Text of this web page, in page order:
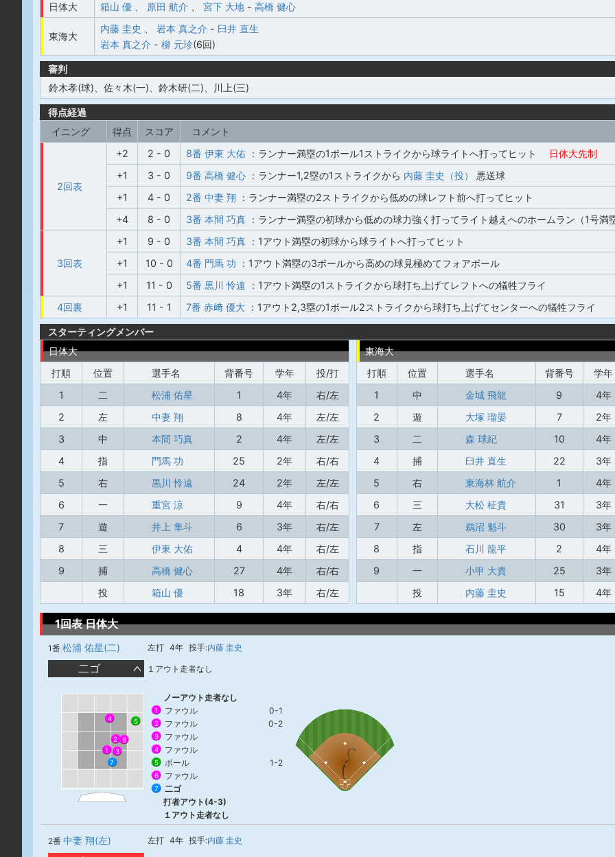
日体大
箱山 優 原田 航介 宮下 大地 - 高橋 健心
東海大
内藤 圭史 岩本 真之介 - 臼井 直生
岩本 真之介 - 柳 元珍(6回)
審判
鈴木孝(球)、佐々木(一)、鈴木研(二)、川上(三)
得点経過
イニング
得点 スコア コメント
2回表
+2 2 - 0 8番 伊東 大佑 ：ランナー満塁の1ボール1ストライクから球ライトへ打ってヒット
日体大先制
+1
3 - 0 9番 高橋 健心 ：ランナー1,2塁の1ストライクから 内藤 圭史（投）
悪送球
+1
4 - 0 2番 中妻 翔 ：ランナー満塁の2ストライクから低めの球レフト前へ打ってヒット
+4
8 - 0 3番 本間 巧真 ：ランナー満塁の初球から低めの球力強く打ってライト越えへのホームラン（1号満
3回表
+1 9 - 0 3番 本間 巧真 ：1アウト満塁の初球から球ライトへ打ってヒット
+1
10 - 0 4番 門馬 功 ：1アウト満塁の3ボールから高めの球見極めてフォアボール
+1
11 - 0 5番 黒川 怜遠 ：1アウト満塁の1ストライクから球打ち上げてレフトへの犠牲フライ
4回裏
+1 11 - 1 7番 赤﨑 優大 ：1アウト2,3塁の1ボール2ストライクから球打ち上げてセンターへの犠牲フライ
スターティングメンバー
日体大
打順
位置 選手名 背番号 学年
投/打
1
二 松浦 佑星 1 4年
右/左
2
左 中妻 翔 8 4年
左/左
3
中 本間 巧真 2 4年
左/左
4
指 門馬 功 25 2年
右/右
5
右 黒川 怜遠 24 2年
左/左
6
一 重宮 涼 9 4年
右/右
7
遊 井上 隼斗 6 3年
右/左
8
三 伊東 大佑 4 4年
右/左
9
捕 高橋 健心 27 4年
右/右
投
箱山 優 18 3年 右/左
東海大
打順
位置 選手名 背番号
学年
1
中 金城 飛龍 9
4年
2
遊 大塚 瑠晏 7
2年
3
二 森 球紀 10
4年
4
捕 臼井 直生 22
3年
5
右 東海林 航介 1
4年
6
三 大松 柾貴 31
3年
7
左 鵜沼 魁斗 30
3年
8
指 石川 龍平 2
4年
9
一 小甲 大貴 25
3年
投
内藤 圭史 15 4年
1回表 日体大
1番 松浦 佑星(二) 左打 4年 投手:内藤 圭史
二ゴ １アウト走者なし
1
2
3
4 5
6
7
ノーアウト走者なし
1 ファウル 0-1
2 ファウル 0-2
3 ファウル
4 ファウル
5 ボール 1-2
6 ファウル
7
二ゴ
打者アウト(4-3)
１アウト走者なし
2番 中妻 翔(左) 左打 4年 投手:内藤 圭史